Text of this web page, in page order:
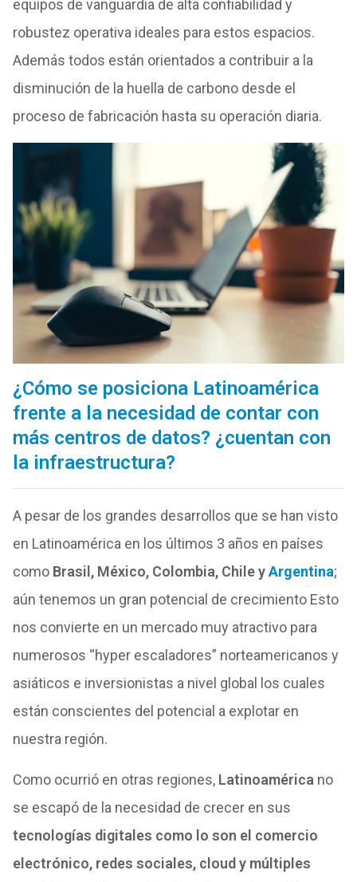
equipos de vanguardia de alta confiabilidad y
robustez operativa ideales para estos espacios.
Además todos están orientados a contribuir a la
disminución de la huella de carbono desde el
proceso de fabricación hasta su operación diaria.
¿Cómo se posiciona Latinoamérica
frente a la necesidad de contar con
más centros de datos? ¿cuentan con
la infraestructura?
A pesar de los grandes desarrollos que se han visto
en Latinoamérica en los últimos 3 años en países
comoBrasil, México, Colombia, Chile yArgentina;
aún tenemos un gran potencial de crecimiento Esto
nos convierte en un mercado muy atractivo para
numerosos “hyper escaladores” norteamericanos y
asiáticos e inversionistas a nivel global
los cuales
están conscientes de l potencial a explotar en
nuestra región.
Como ocurrió en otras regiones, Latinoaméricano
se escapó de la necesidad de crecer en sus
tecnologías digitales como lo son el comercio
electrónico, redes sociales, cloud y múltiples